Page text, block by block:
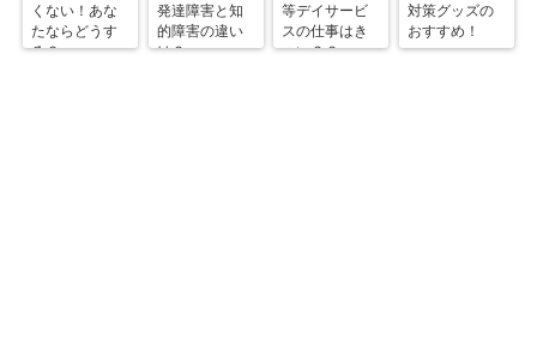
くない！あな
たならどうす
る？
発達障害と知
的障害の違い
は？
等デイサービ
スの仕事はき
つい？？
対策グッズの
おすすめ！